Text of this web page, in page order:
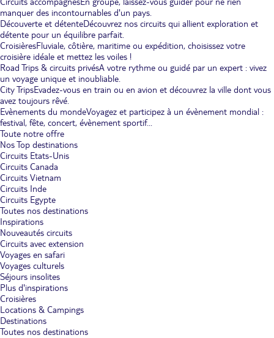
manquer des incontournables d'un pays.
Découverte et détenteDécouvrez nos circuits qui allient exploration et
détente pour un équilibre parfait.
CroisièresFluviale, côtière, maritime ou expédition, choisissez votre
croisière idéale et mettez les voiles !
Road Trips & circuits privésA votre rythme ou guidé par un expert : vivez
un voyage unique et inoubliable.
City TripsEvadez-vous en train ou en avion et découvrez la ville dont vous
avez toujours rêvé.
Evènements du mondeVoyagez et participez à un évènement mondial :
festival, fête, concert, évènement sportif...
Toute notre offre
Nos Top destinations
Circuits Etats-Unis
Circuits Canada
Circuits Vietnam
Circuits Inde
Circuits Egypte
Toutes nos destinations
Inspirations
Nouveautés circuits
Circuits avec extension
Voyages en safari
Voyages culturels
Séjours insolites
Plus d'inspirations
Croisières
Locations & Campings
Destinations
Toutes nos destinations